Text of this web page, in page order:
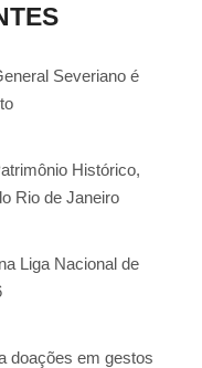
Severiano é
Histórico,
Rio de Janeiro
Liga Nacional de
doações em gestos